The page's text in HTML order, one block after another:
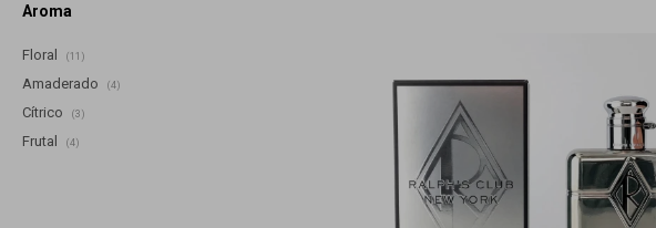
Aroma
Floral (11)
Amaderado (4)
Cítrico (3)
Frutal (4)